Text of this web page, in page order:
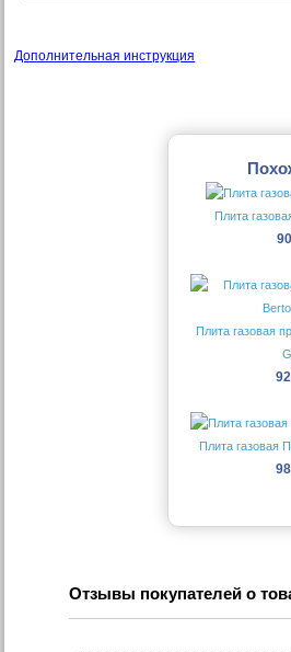
Дополнительная инструкция
Плита
Плита газовая
Плита газовая
Отзывы покупателей о